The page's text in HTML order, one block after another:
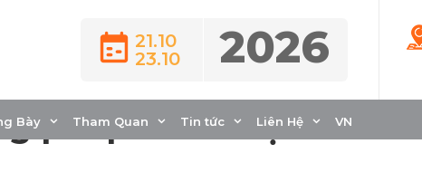
21.10
23.10
2026
Bày Tham Quan Tin tức Liên Hệ VN
trong Chăn nuôi: Chiến
pháp Toàn diện